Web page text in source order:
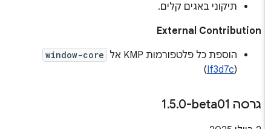
תיקוני באגים קלים.
External Contribution
הוספת כל פלטפורמות KMP אל
window-core
If3d7c
)
גרסה ‎1 .5.0-beta01